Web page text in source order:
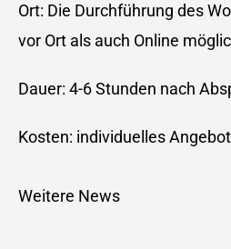
Ort: Die Durchführung des
vor Ort als auch Online
Dauer: 4-6 Stunden nach
Kosten: individuelles
Weitere News